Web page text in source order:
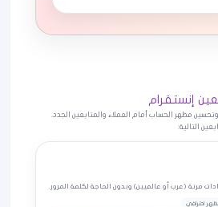
إنستقرام
مظهر الحساب أمام العملاء والمتابعين الجدد،
التالية:
مرنة (عرب أو عالميين) وبدون الحاجة لكلمة المرور.
احترافي